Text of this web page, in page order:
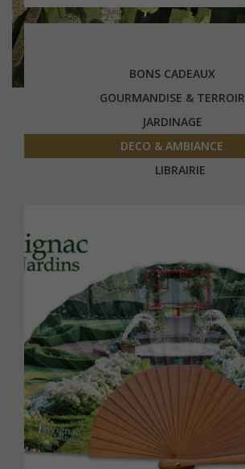
BONS CADEAUX
GOURMANDISE & TERROIR
JARDINAGE
DECO & AMBIANCE
LIBRAIRIE